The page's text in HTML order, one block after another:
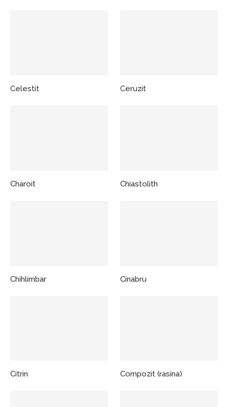
Celestit Ceruzit
Charoit Chiastolith
Chihlimbar Cinabru
Citrin Compozit (rasina)